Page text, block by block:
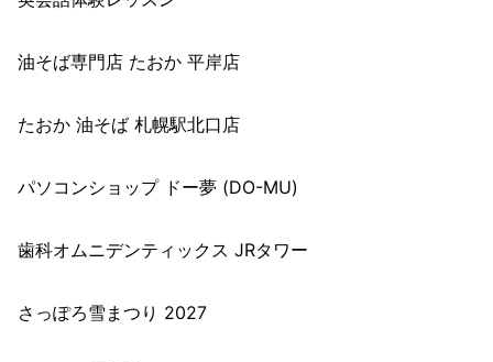
油そば専門店 たおか 平岸店
たおか 油そば 札幌駅北口店
パソコンショップ ドー夢 (DO-MU)
歯科オムニデンティックス JRタワー
さっぽろ雪まつり 2027